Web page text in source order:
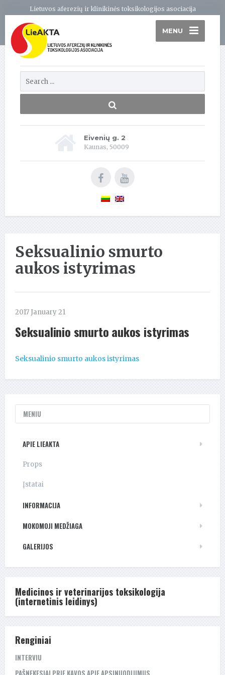
Lietuvos aferezių ir klinikinės toksikologijos asociacija
MENU
Eivenių g. 2
Kaunas, 50009
Seksualinio smurto
aukos istyrimas
2017 January 21
Seksualinio smurto aukos istyrimas
Seksualinio smurto aukos istyrimas
MENIU
APIE LIEAKTA
Props
Įstatai
INFORMACIJA
MOKOMOJI MEDŽIAGA
GALERIJOS
Medicinos ir veterinarijos toksikologija
(internetinis leidinys)
Renginiai
INTERVIU